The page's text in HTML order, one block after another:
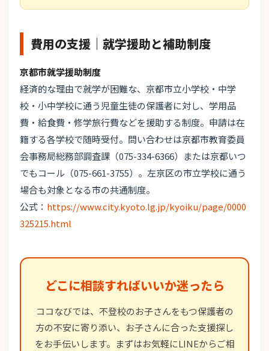
費用の支援｜就学援助と補助制度
京都市就学援助制度
経済的な理由で就学が困難な、京都市立小学校・中学
校・小中学校に通う児童生徒の保護者に対し、学用品
費・給食費・修学旅行費などを援助する制度。申請は在
籍する各学校で随時受付。問い合わせは京都市教育委員
会事務局総務部調査課（075-334-6366）または京都いつ
でもコール（075-661-3755）。左京区の市立学校に通う
場合も対象となる市の共通制度。
公式： https://www.city.kyoto.lg.jp/kyoiku/page/0000
325215.html
どこに相談すればいいか迷ったら
ココなびでは、不登校のお子さんをもつ保護者の
方の不安に寄り添い、お子さんに合った支援探し
をお手伝いします。まずはお気軽にLINEからご相